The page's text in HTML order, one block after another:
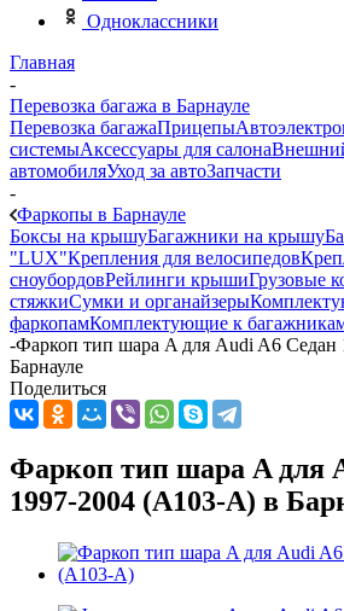
Одноклассники
Главная
-
Перевозка багажа в Барнауле
Перевозка багажаПрицепы
системыАксессуары для салона
автомобиляУход за автоЗапчасти
-
Фаркопы в Барнауле
Боксы на крышуБагажники на крышу
"LUX"Крепления для велосипедов
сноубордовРейлинги крышиГрузовые
стяжкиСумки и органайзеры
фаркопамКомплектующие к
-Фаркоп тип шара A для Audi A6 Седан
Барнауле
Поделиться
Фаркоп тип шара A для
1997-2004 (A103-A) в